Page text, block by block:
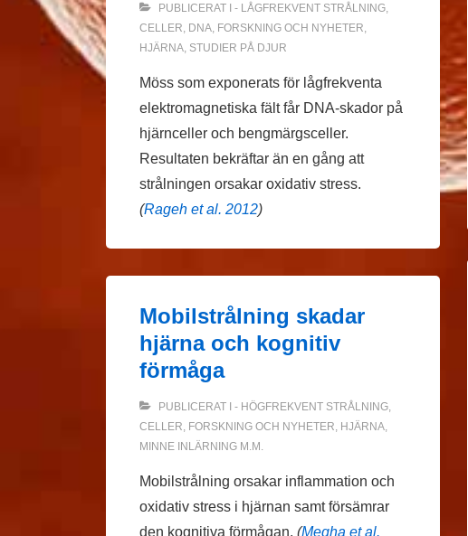
PUBLICERAT I - LÅGFREKVENT STRÅLNING,
CELLER DNA, FORSKNING OCH NYHETER
HJÄRNA, STUDIER PÅ DJUR
Möss som exponerats för lågfrekventa
elektromagnetiska fält får DNA-skador på
hjärnceller och bengmärgsceller.
Resultaten bekräftar än en gång att
strålningen orsakar oxidativ stress.
(Rageh et al. 2012)
Mobilstrålning skadar
hjärna och kognitiv
förmåga
PUBLICERAT I - HÖGFREKVENT STRÅLNING,
CELLER FORSKNING OCH NYHETER HJÄRNA,
MINNE INLÄRNING M.M.
Mobilstrålning orsakar inflammation och
oxidativ stress i hjärnan samt försämrar
den kognitiva förmågan. (Megha et al.